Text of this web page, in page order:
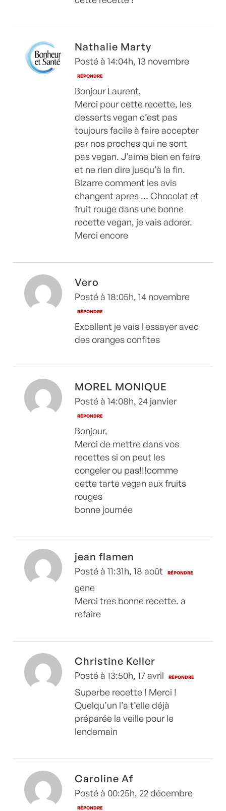
Nathalie Marty
Posté à 14:04h, 13 novembre
RÉPONDRE
Bonjour Laurent,
Merci pour cette recette, les
desserts vegan c’est pas
toujours facile à faire accepter
par nos proches qui ne sont
pas vegan. J’aime bien en faire
et ne rien dire jusqu’à la fin.
Bizarre comment les avis
changent apres … Chocolat et
fruit rouge dans une bonne
recette vegan, je vais adorer.
Merci encore
Vero
Posté à 18:05h, 14 novembre
RÉPONDRE
Excellent je vais l essayer avec
des oranges confites
MOREL MONIQUE
Posté à 14:08h, 24 janvier
RÉPONDRE
Bonjour,
Merci de mettre dans vos
recettes si on peut les
congeler ou pas!!!comme
cette tarte vegan aux fruits
rouges
bonne journée
jean flamen
Posté à 11:31h, 18 août RÉPONDRE
gene
Merci tres bonne recette. a
refaire
Christine Keller
Posté à 13:50h, 17 avril RÉPONDRE
Superbe recette ! Merci !
Quelqu’un l’a t’elle déjà
préparée la veille pour le
lendemain
Caroline Af
Posté à 00:25h, 22 décembre
RÉPONDRE